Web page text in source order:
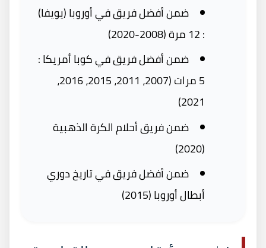
ضمن أفضل فريق في أوروبا (يويفا)
: 12 مرة (2008-2020)
ضمن أفضل فريق في كوبا أمريكا :
5 مرات (2007، 2011، 2015، 2016،
2021)
ضمن فريق أحلام الكرة الذهبية
(2020)
ضمن أفضل فريق في تاريخ دوري
أبطال أوروبا (2015)